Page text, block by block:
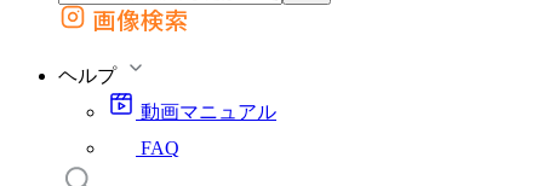
外部サイトの商品をカートに追加
画像検索
ヘルプ
動画マニュアル
FAQ